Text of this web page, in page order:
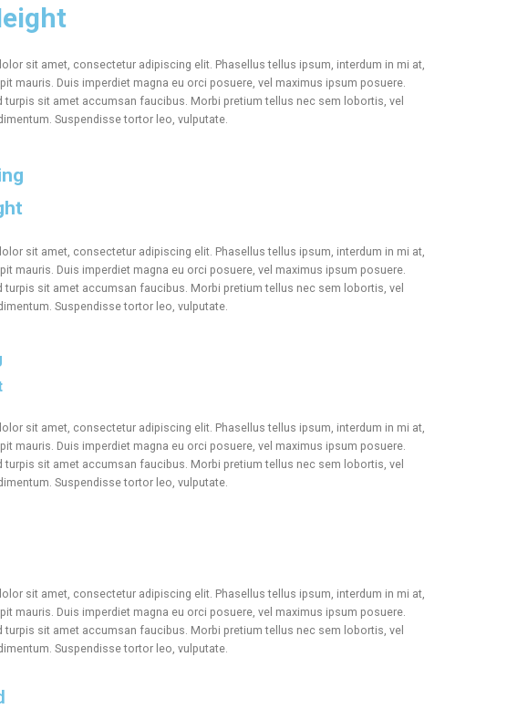
sit amet, consectetur adipiscing elit. Phasellus tellus ipsum, interdum in mi at,
mauris. Duis imperdiet magna eu orci posuere, vel maximus ipsum posuere.
turpis sit amet accumsan faucibus. Morbi pretium tellus nec sem lobortis, vel
Suspendisse tortor leo, vulputate.
sit amet, consectetur adipiscing elit. Phasellus tellus ipsum, interdum in mi at,
mauris. Duis imperdiet magna eu orci posuere, vel maximus ipsum posuere.
turpis sit amet accumsan faucibus. Morbi pretium tellus nec sem lobortis, vel
Suspendisse tortor leo, vulputate.
sit amet, consectetur adipiscing elit. Phasellus tellus ipsum, interdum in mi at,
mauris. Duis imperdiet magna eu orci posuere, vel maximus ipsum posuere.
turpis sit amet accumsan faucibus. Morbi pretium tellus nec sem lobortis, vel
Suspendisse tortor leo, vulputate.
sit amet, consectetur adipiscing elit. Phasellus tellus ipsum, interdum in mi at,
mauris. Duis imperdiet magna eu orci posuere, vel maximus ipsum posuere.
turpis sit amet accumsan faucibus. Morbi pretium tellus nec sem lobortis, vel
Suspendisse tortor leo, vulputate.